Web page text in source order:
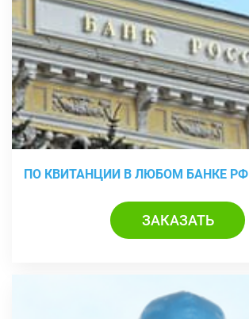
ПО КВИТАНЦИИ В ЛЮБОМ БАНКЕ РФ
ЗАКАЗАТЬ